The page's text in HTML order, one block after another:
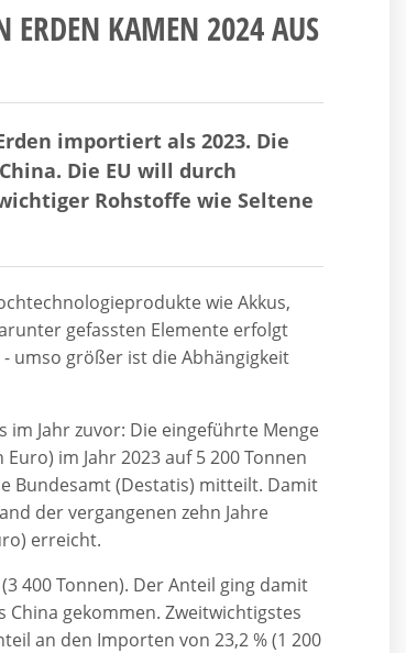
KAMEN 2024 AUS C
importiert als 2023. Die
Die EU will durch
Rohstoffe wie Seltene
wie Akkus,
gefassten Elemente erfolgt
umso größer ist die Abhängigkeit
Jahr zuvor: Die eingeführte Menge
im Jahr 2023 auf 5 200 Tonnen
Bundesamt (Destatis) mitteilt. Damit
der vergangenen zehn Jahre
erreicht.
400 Tonnen). Der Anteil ging damit
gekommen. Zweitwichtigstes
an den Importen von 23,2 % (1 200